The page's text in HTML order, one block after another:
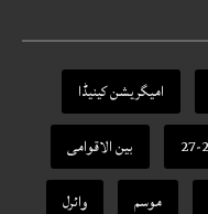
امیگریشن کینیڈا
بین الاقوامی
موسم وائرل